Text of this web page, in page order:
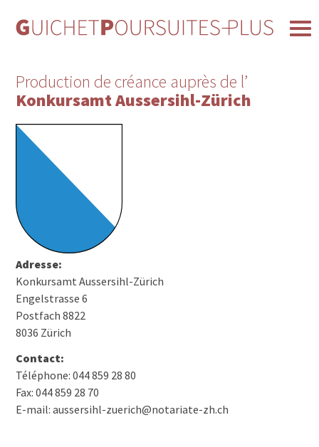
Production de créance auprès de l’
Konkursamt Aussersihl-Zürich
Adresse:
Konkursamt Aussersihl-Zürich
Engelstrasse 6
Postfach 8822
8036 Zürich
Contact:
Téléphone: 044 859 28 80
Fax: 044 859 28 70
E-mail: aussersihl-zuerich@notariate-zh.ch